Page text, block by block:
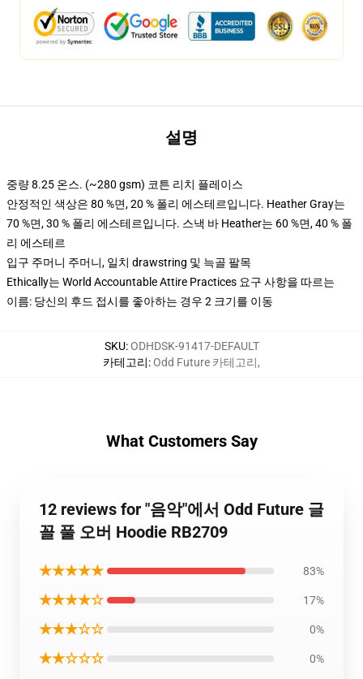
설명
중량 8.25 온스. (~280 gsm) 코튼 리치 플레이스
안정적인 색상은 80 %면, 20 % 폴리 에스테르입니다. Heather Gray는
70 %면, 30 % 폴리 에스테르입니다. 스낵 바 Heather는 60 %면, 40 % 폴
리 에스테르
입구 주머니 주머니, 일치 drawstring 및 늑골 팔목
Ethically는 World Accountable Attire Practices 요구 사항을 따르는
이름: 당신의 후드 접시를 좋아하는 경우 2 크기를 이동
SKU:ODHDSK-91417-DEFAULT
카테고리:Odd Future 카테고리,
What Customers Say
12 reviews for "음악"에서 Odd Future 글
꼴 풀 오버 Hoodie RB2709
★★★★★ 83%
★★★★☆ 17%
★★★☆☆ 0%
★★☆☆☆ 0%